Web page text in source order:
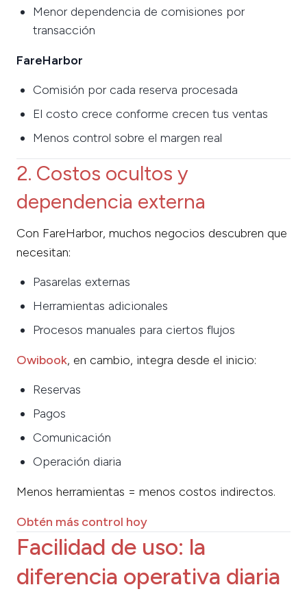
Menor dependencia de comisiones por
transacción
FareHarbor
Comisión por cada reserva procesada
El costo crece conforme crecen tus ventas
Menos control sobre el margen real
2. Costos ocultos y
dependencia externa
Con FareHarbor, muchos negocios descubren que
necesitan:
Pasarelas externas
Herramientas adicionales
Procesos manuales para ciertos flujos
Owibook, en cambio, integra desde el inicio:
Reservas
Pagos
Comunicación
Operación diaria
Menos herramientas = menos costos indirectos.
Obtén más control hoy
Facilidad de uso: la
diferencia operativa diaria